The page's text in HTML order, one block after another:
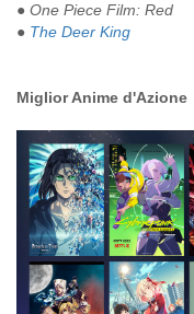
● One Piece Film: Red
● The Deer King
Miglior Anime d'Azione